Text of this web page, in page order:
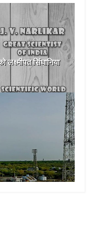
लक्ष्मीपत सिंघानिया